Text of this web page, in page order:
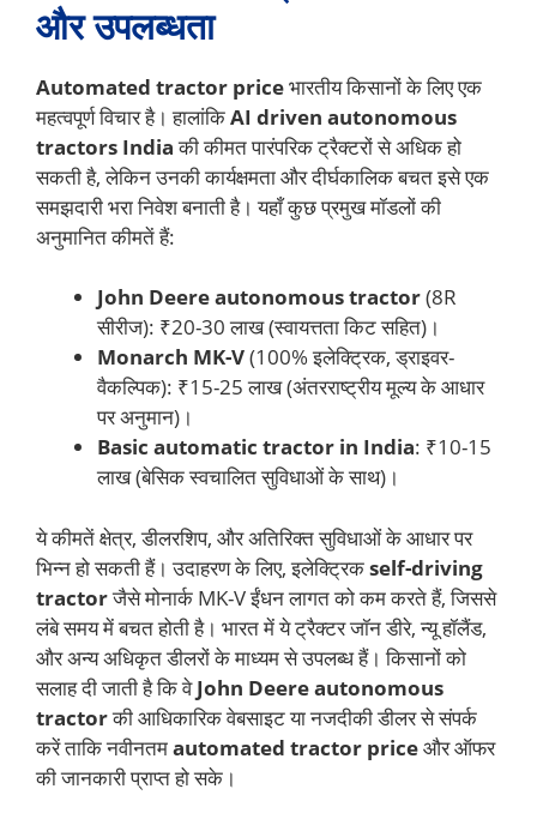
और उपलब्धता
Automated tractor priceभारतीय किसानों के लिए एक
महत्वपूर्ण विचार है। हालांकिAI driven autonomous
tractors Indiaकी कीमत पारंपरिक ट्रैक्टरों से अधिक हो
सकती है, लेकिन उनकी कार्यक्षमता और दीर्घकालिक बचत इसे एक
समझदारी भरा निवेश बनाती है। यहाँ कुछ प्रमुख मॉडलों की
अनुमानित कीमतें हैं:
John Deere autonomous tractor(8R
सीरीज): ₹20-30 लाख (स्वायत्तता किट सहित)।
Monarch MK-V(100% इलेक्ट्रिक, ड्राइवर-
वैकल्पिक): ₹15-25 लाख (अंतरराष्ट्रीय मूल्य के आधार
पर अनुमान)।
Basic automatic tractor in India: ₹10-15
लाख (बेसिक स्वचालित सुविधाओं के साथ)।
ये कीमतें क्षेत्र, डीलरशिप, और अतिरिक्त सुविधाओं के आधार पर
भिन्न हो सकती हैं। उदाहरण के लिए, इलेक्ट्रिकself-driving
tractorजैसे मोनार्क MK-V ईंधन लागत को कम करते हैं, जिससे
लंबे समय में बचत होती है। भारत में ये ट्रैक्टर जॉन डीरे, न्यू हॉलैंड,
और अन्य अधिकृत डीलरों के माध्यम से उपलब्ध हैं। किसानों को
सलाह दी जाती है कि वेJohn Deere autonomous
tractorकी आधिकारिक वेबसाइट या नजदीकी डीलर से संपर्क
करें ताकि नवीनतमautomated tractor priceऔर ऑफर
की जानकारी प्राप्त हो सके।